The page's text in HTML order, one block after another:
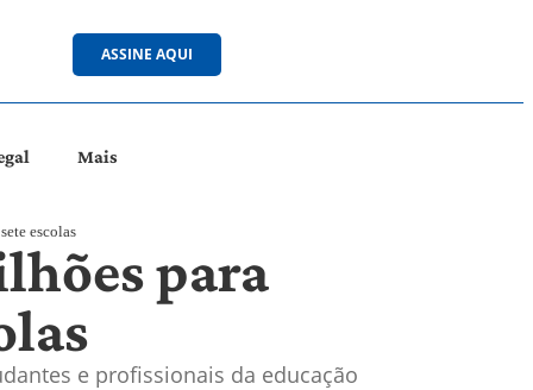
ASSINE AQUI
Mais
escolas
para
e profissionais da educação